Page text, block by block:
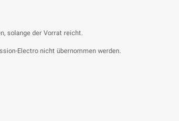
solange der Vorrat reicht.
Electro nicht übernommen werden.